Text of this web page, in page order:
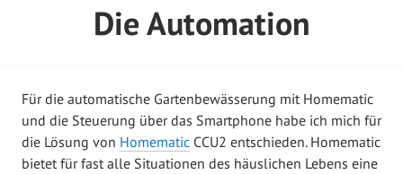
Die Automation
Für die automatische Gartenbewässerung mit Homematic
und die Steuerung über das Smartphone habe ich mich für
die Lösung von Homematic CCU2 entschieden. Homematic
bietet für fast alle Situationen des häuslichen Lebens eine